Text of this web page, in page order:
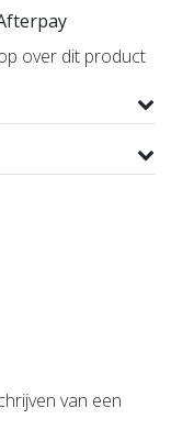
over dit product
van een